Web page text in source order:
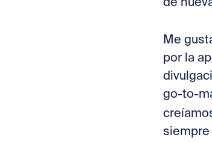
de
Me
por la
go-to-
siempre